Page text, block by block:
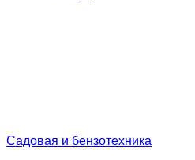
Садовая и бензотехника